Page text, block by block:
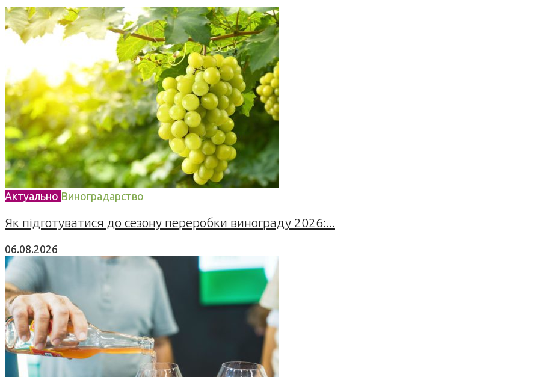
Актуально Виноградарство
Як підготуватися до сезону переробки винограду 2026:...
06.08.2026